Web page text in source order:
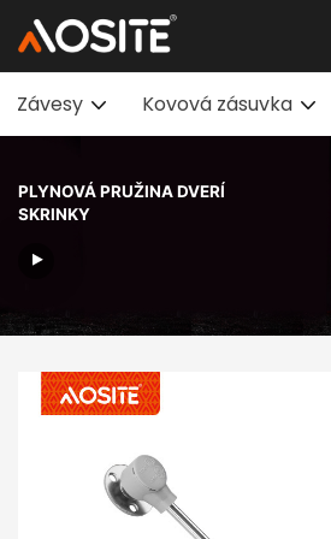
Závesy Kovová zásuvka
PLYNOVÁ PRUŽINA DVERÍ
SKRINKY